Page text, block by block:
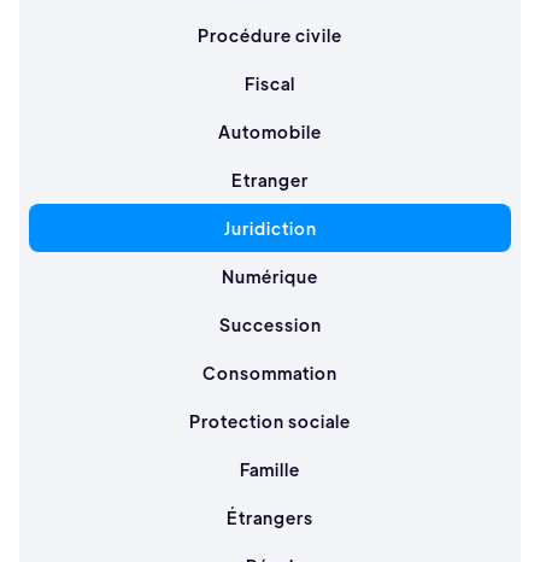
Procédure civile
Fiscal
Automobile
Etranger
Juridiction
Numérique
Succession
Consommation
Protection sociale
Famille
Étrangers